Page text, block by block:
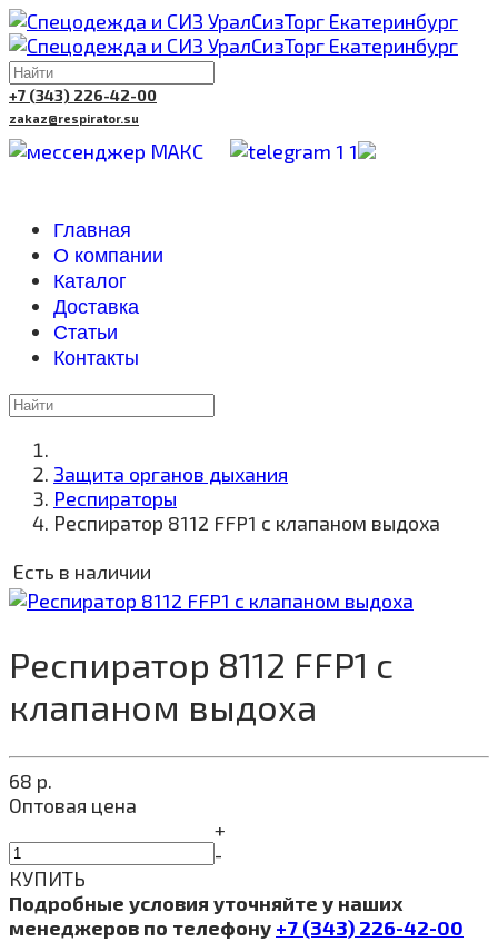
+7 (343) 226-42-00
zakaz@respirator.su
Главная
О компании
Каталог
Доставка
Cтатьи
Контакты
Защита органов дыхания
Респираторы
Респиратор 8112 FFP1 с клапаном выдоха
Есть в наличии
Респиратор 8112 FFP1 с
клапаном выдоха
68 р.
Оптовая цена
+
-
КУПИТЬ
Подробные условия уточняйте у наших
менеджеров по телефону +7 (343) 226-42-00